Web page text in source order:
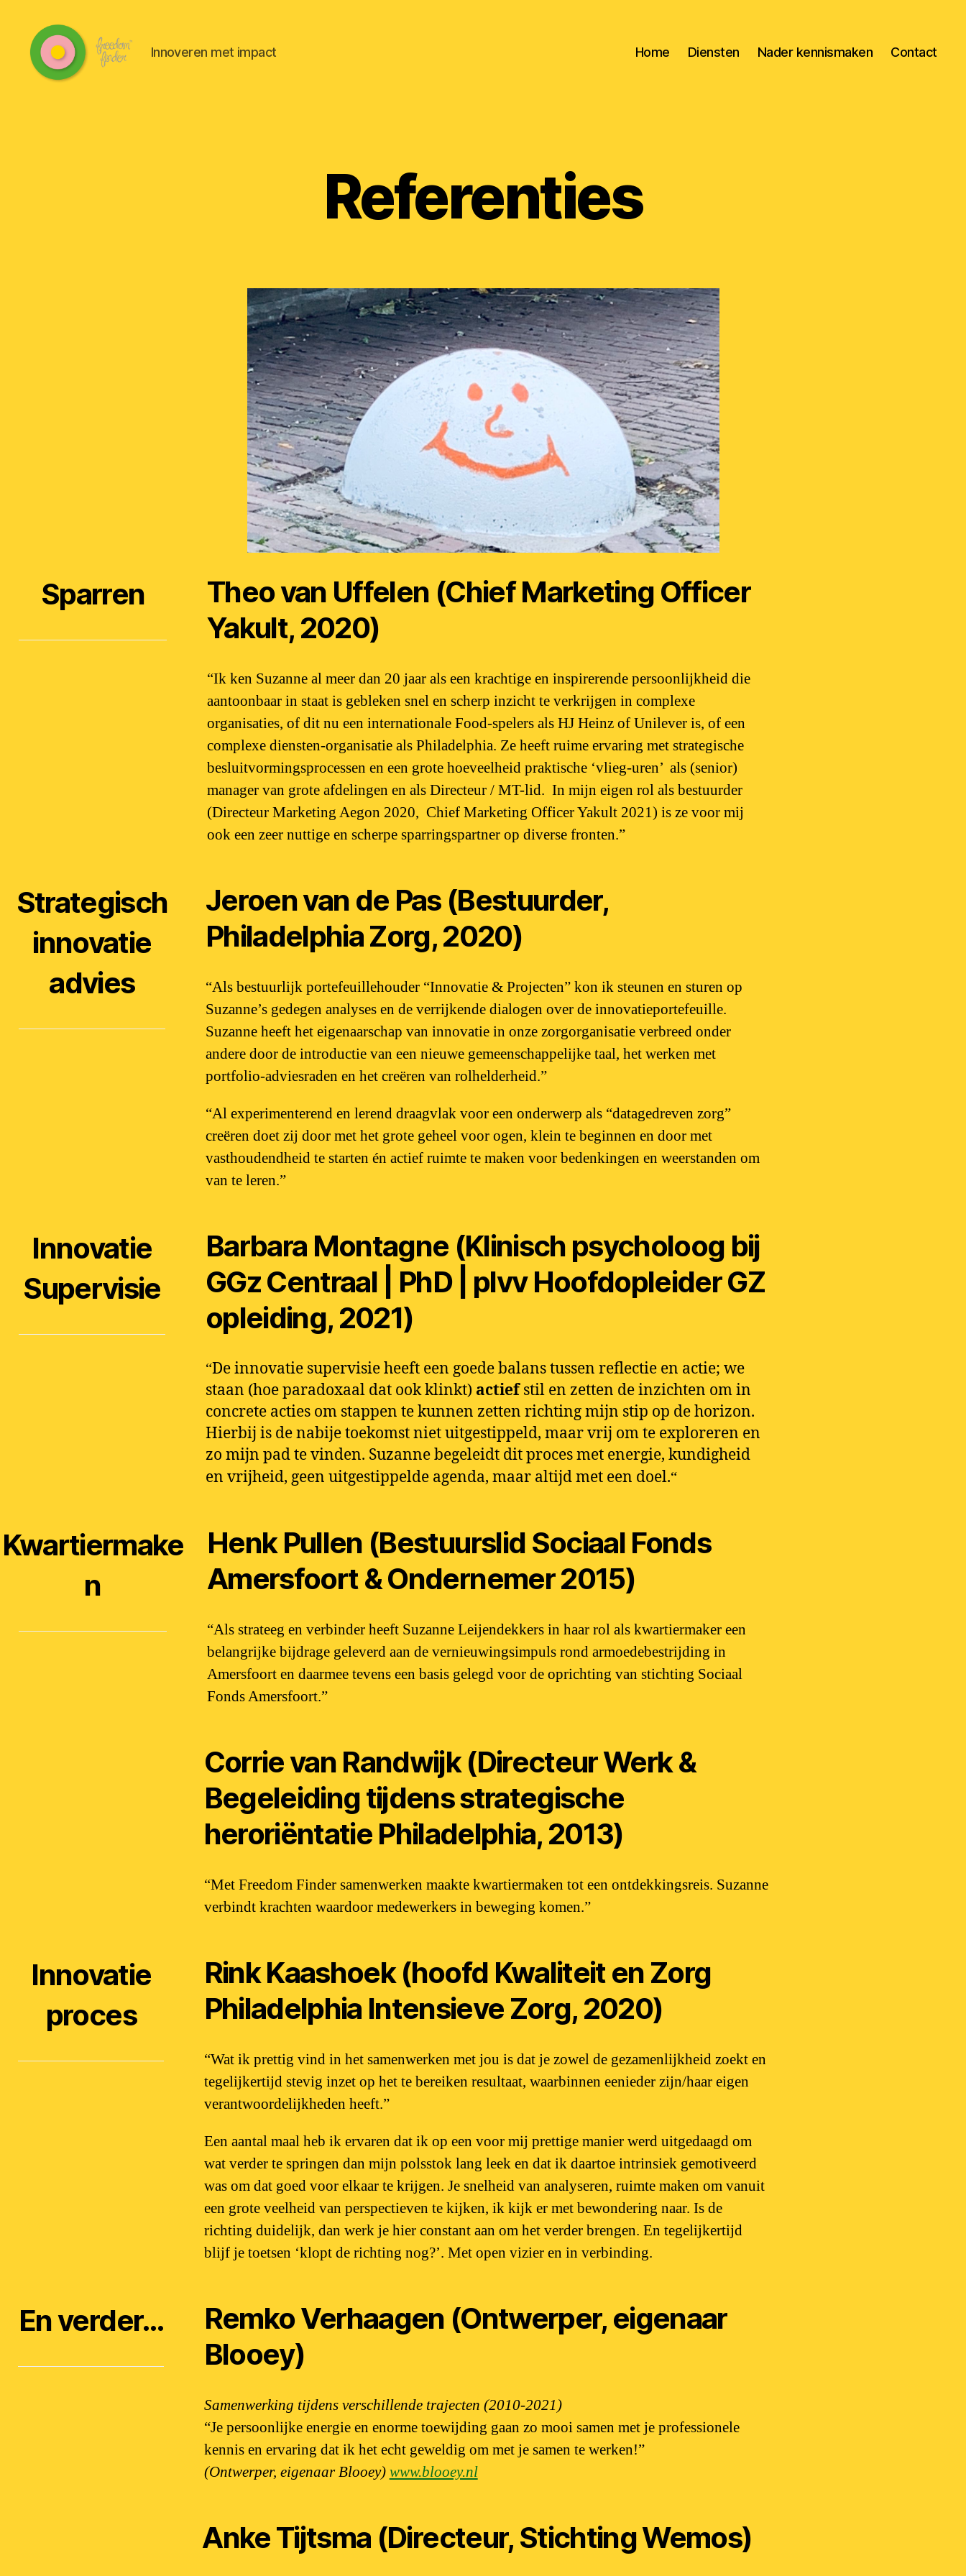
Innoveren met impact Home Diensten Nader kennismaken Contact
Referenties
Sparren
Theo van Uffelen (Chief Marketing Officer
Yakult, 2020)
“Ik ken Suzanne al meer dan 20 jaar als een krachtige en inspirerende persoonlijkheid die
aantoonbaar in staat is gebleken snel en scherp inzicht te verkrijgen in complexe
organisaties, of dit nu een internationale Food-spelers als HJ Heinz of Unilever is, of een
complexe diensten-organisatie als Philadelphia. Ze heeft ruime ervaring met strategische
besluitvormingsprocessen en een grote hoeveelheid praktische ‘vlieg-uren’ als (senior)
manager van grote afdelingen en als Directeur / MT-lid. In mijn eigen rol als bestuurder
(Directeur Marketing Aegon 2020, Chief Marketing Officer Yakult 2021) is ze voor mij
ook een zeer nuttige en scherpe sparringspartner op diverse fronten.”
Strategisch
innovatie
advies
Jeroen van de Pas (Bestuurder,
Philadelphia Zorg, 2020)
“Als bestuurlijk portefeuillehouder “Innovatie & Projecten” kon ik steunen en sturen op
Suzanne’s gedegen analyses en de verrijkende dialogen over de innovatieportefeuille.
Suzanne heeft het eigenaarschap van innovatie in onze zorgorganisatie verbreed onder
andere door de introductie van een nieuwe gemeenschappelijke taal, het werken met
portfolio-adviesraden en het creëren van rolhelderheid.”
“Al experimenterend en lerend draagvlak voor een onderwerp als “datagedreven zorg”
creëren doet zij door met het grote geheel voor ogen, klein te beginnen en door met
vasthoudendheid te starten én actief ruimte te maken voor bedenkingen en weerstanden om
van te leren.”
Innovatie
Supervisie
Barbara Montagne (Klinisch psycholoog bij
GGz Centraal | PhD | plvv Hoofdopleider GZ
opleiding, 2021)
“De innovatie supervisie heeft een goede balans tussen reflectie en actie; we
staan (hoe paradoxaal dat ook klinkt) actiefstil en zetten de inzichten om in
concrete acties om stappen te kunnen zetten richting mijn stip op de horizon.
Hierbij is de nabije toekomst niet uitgestippeld, maar vrij om te exploreren en
zo mijn pad te vinden. Suzanne begeleidt dit proces met energie, kundigheid
en vrijheid, geen uitgestippelde agenda, maar altijd met een doel.“
Kwartiermake
n
Henk Pullen (Bestuurslid Sociaal Fonds
Amersfoort & Ondernemer 2015)
“Als strateeg en verbinder heeft Suzanne Leijendekkers in haar rol als kwartiermaker een
belangrijke bijdrage geleverd aan de vernieuwingsimpuls rond armoedebestrijding in
Amersfoort en daarmee tevens een basis gelegd voor de oprichting van stichting Sociaal
Fonds Amersfoort.”
Corrie van Randwijk (Directeur Werk &
Begeleiding tijdens strategische
heroriëntatie Philadelphia, 2013)
“Met Freedom Finder samenwerken maakte kwartiermaken tot een ontdekkingsreis. Suzanne
verbindt krachten waardoor medewerkers in beweging komen.”
Innovatie
proces
Rink Kaashoek (hoofd Kwaliteit en Zorg
Philadelphia Intensieve Zorg, 2020)
“Wat ik prettig vind in het samenwerken met jou is dat je zowel de gezamenlijkheid zoekt en
tegelijkertijd stevig inzet op het te bereiken resultaat, waarbinnen eenieder zijn/haar eigen
verantwoordelijkheden heeft.”
Een aantal maal heb ik ervaren dat ik op een voor mij prettige manier werd uitgedaagd om
wat verder te springen dan mijn polsstok lang leek en dat ik daartoe intrinsiek gemotiveerd
was om dat goed voor elkaar te krijgen. Je snelheid van analyseren, ruimte maken om vanuit
een grote veelheid van perspectieven te kijken, ik kijk er met bewondering naar. Is de
richting duidelijk, dan werk je hier constant aan om het verder brengen. En tegelijkertijd
blijf je toetsen ‘klopt de richting nog?’. Met open vizier en in verbinding.
En verder…
Remko Verhaagen (Ontwerper, eigenaar
Blooey)
Samenwerking tijdens verschillende trajecten (2010-2021)
“Je persoonlijke energie en enorme toewijding gaan zo mooi samen met je professionele
kennis en ervaring dat ik het echt geweldig om met je samen te werken!”
(Ontwerper, eigenaar Blooey) www.blooey.nl
Anke Tijtsma (Directeur, Stichting Wemos)